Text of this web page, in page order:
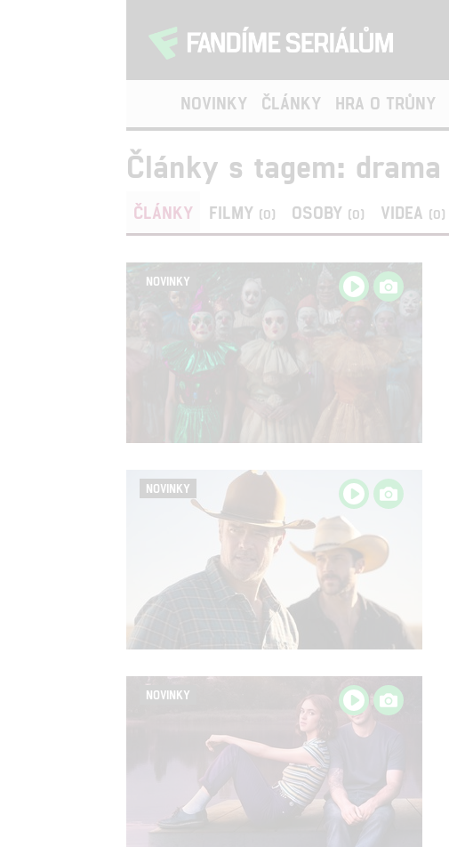
NOVINKY ČLÁNKY HRA O TRŮNY
Články s tagem: drama
ČLÁNKY FILMY (0) OSOBY (0) VIDEA (0)
NOVINKY
NOVINKY
NOVINKY